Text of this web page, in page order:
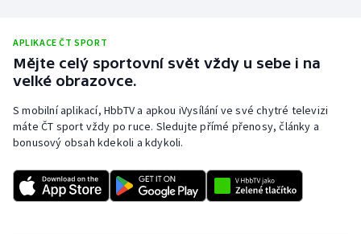
APLIKACE ČT SPORT
Mějte celý sportovní svět vždy u sebe i na
velké obrazovce.
S mobilní aplikací, HbbTV a apkou iVysílání ve své chytré televizi
máte ČT sport vždy po ruce. Sledujte přímé přenosy, články a
bonusový obsah kdekoli a kdykoli.